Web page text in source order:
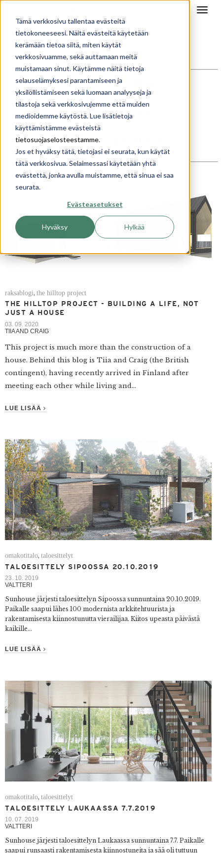
Tämä verkkosivu tallentaa evästeitä
tietokoneeseesi. Näitä evästeitä käytetään
kerämään tietoa siitä, miten käytät
verkkosivuamme, sekä auttamaan meitä
muistamaan sinut. Käytämme näitä tietoja
selauselämyksesi parantamiseen ja
yksilöllistämiseen sekä luomaan analyyseja ja
tilastoja sekä verkkosivujemme että muiden
medioidemme käytöstä. Lue lisätietoja
käyttämistämme evästeistä
tietosuojaselosteestamme.
Jos et hyväksy tätä, tietojasi ei seurata, kun käytät
tätä verkkosivua. Selaimessasi käytetään yhtä
evästettä, jonka avulla muistamme, että sinua ei saa
seurata.
Evästeasetukset
Hyväksy Hylkää
INSPIROIDU
VALOKUVAGALLERIA
RAKENTAJA-BLOGIT
TALOESITTELYT
RAKENTAMISEN OPPAAT
raksablogi,the hilltop project
THE HILLTOP PROJECT - BUILDING A LIFE, NOT
JUST A HOUSE
03. 09. 2020
TIIA AND CRAIG
This project is much more than the construction of a
house. Behind this blog is Tiia and Craig (the British
contingent), having recently arrived in Finland after
meeting each other while living and...
LUE LISÄÄ
omakotitalo,taloesittelyt
TALOESITTELY SIPOOSSA 20.10.2019
23. 10. 2019
VALTTERI
Sunhouse järjesti taloesittelyn Sipoossa sunnuntaina 20.10.2019.
Paikalle saapui lähes 100 modernista arkkitehtuurista ja
rakentamisesta kiinnostunutta vierailijaa. Kiitos upeasta päivästä
kaikille...
LUE LISÄÄ
omakotitalo,taloesittelyt
TALOESITTELY LAUKAASSA 7.7.2019
10. 07. 2019
VALTTERI
Sunhouse järjesti taloesittelyn Laukaassa sunnuntaina 7.7. Paikalle
saapui runsaasti rakentamisesta kiinnostuneita ja sää oli tuttuun